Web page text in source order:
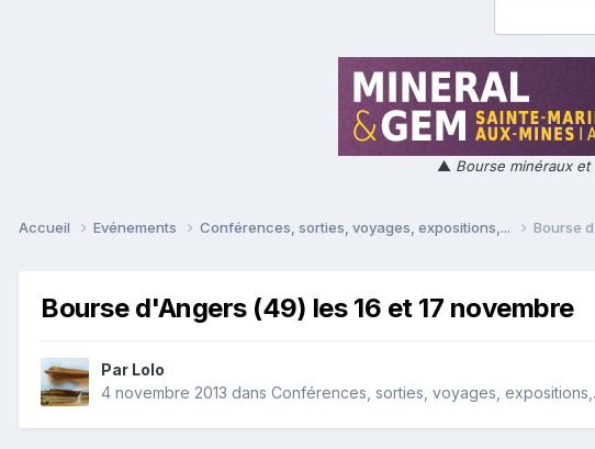
▲ Bourse minéraux
Accueil Evénements Conférences, sorties, voyages, expositions,... Bourse
Bourse d'Angers (49) les 16 et 17 novembre
Par Lolo
4 novembre 2013 dans Conférences, sorties, voyages,